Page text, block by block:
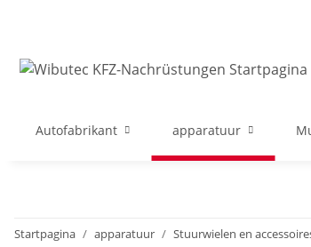
Autofabrikant apparatuur
Startpagina apparatuur Stuurwielen en